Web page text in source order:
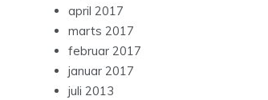
april 2017
marts 2017
februar 2017
januar 2017
juli 2013